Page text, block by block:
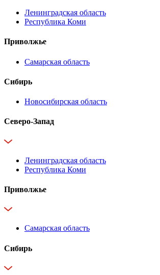
Ленинградская область
Республика Коми
Приволжье
Самарская область
Сибирь
Новосибирская область
Северо-Запад
Ленинградская область
Республика Коми
Приволжье
Самарская область
Сибирь